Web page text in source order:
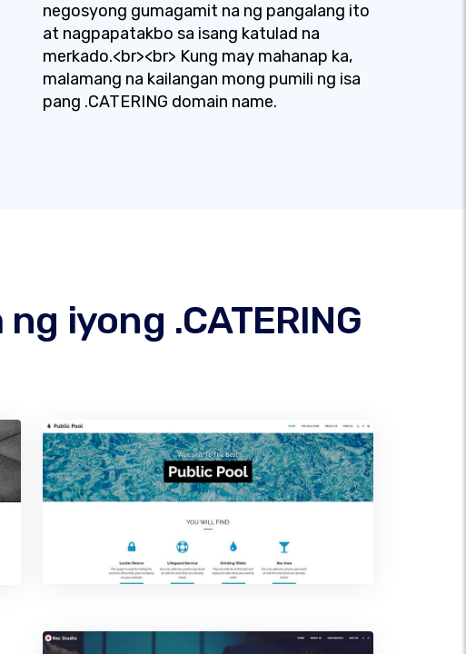
negosyong gumagamit na ng pangalang ito
at nagpapatakbo sa isang katulad na
merkado.<br><br> Kung may mahanap ka,
malamang na kailangan mong pumili ng isa
pang .CATERING domain name.
iyong .CATERING